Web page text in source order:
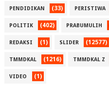
PENDIDIKAN (33) PERISTIWA
POLITIK (402) PRABUMULIH
REDAKSI (1) SLIDER (12577)
TMMDKAL (1216) TMMDKAL Z
VIDEO (1)